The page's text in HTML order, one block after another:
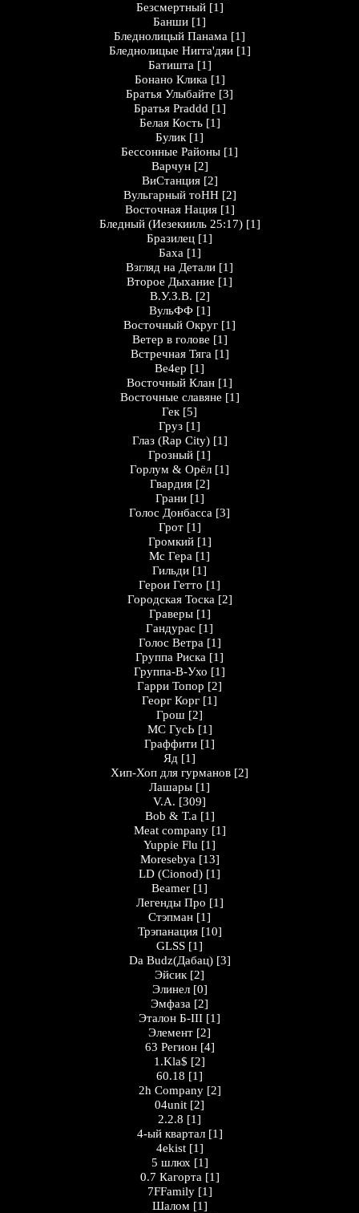
Безсмертный [1]
Банши [1]
Бледнолицый Панама [1]
Бледнолицые Нигга'дяи [1]
Батишта [1]
Бонано Клика [1]
Братья Улыбайте [3]
Братья Praddd [1]
Белая Кость [1]
Булик [1]
Бессонные Районы [1]
Варчун [2]
ВиСтанция [2]
Вульгарный тоНН [2]
Восточная Нация [1]
Бледный (Иезекииль 25:17) [1]
Бразилец [1]
Баха [1]
Взгляд на Детали [1]
Второе Дыхание [1]
В.У.З.В. [2]
ВульФФ [1]
Восточный Округ [1]
Ветер в голове [1]
Встречная Тяга [1]
Ве4ер [1]
Восточный Клан [1]
Восточные славяне [1]
Гек [5]
Груз [1]
Глаз (Rap City) [1]
Грозный [1]
Горлум & Орёл [1]
Гвардия [2]
Грани [1]
Голос Донбасса [3]
Грот [1]
Громкий [1]
Мс Гера [1]
Гильди [1]
Герои Гетто [1]
Городская Тоска [2]
Граверы [1]
Гандурас [1]
Голос Ветра [1]
Группа Риска [1]
Группа-В-Ухо [1]
Гарри Топор [2]
Георг Корг [1]
Грош [2]
MC ГусЬ [1]
Граффити [1]
Яд [1]
Хип-Хоп для гурманов [2]
Лашары [1]
V.A. [309]
Bob & T.a [1]
Meat company [1]
Yuppie Flu [1]
Moresebya [13]
LD (Cionod) [1]
Beamer [1]
Легенды Про [1]
Стэпман [1]
Трэпанация [10]
GLSS [1]
Da Budz(Дабац) [3]
Эйсик [2]
Элинел [0]
Эмфаза [2]
Эталон Б-III [1]
Элемент [2]
63 Регион [4]
1.Kla$ [2]
60.18 [1]
2h Company [2]
04unit [2]
2.2.8 [1]
4-ый квартал [1]
4ekist [1]
5 шлюх [1]
0.7 Кагорта [1]
7FFamily [1]
Шалом [1]